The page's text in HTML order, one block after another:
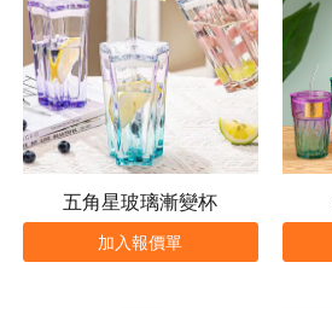
五角星玻璃漸變杯
加入報價單